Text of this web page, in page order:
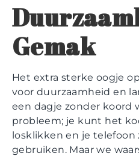
Gemak
Het extra sterke oogje
voor duurzaamheid en
een dagje zonder koord
probleem; je kunt het
losklikken en je telefoon
gebruiken. Maar we